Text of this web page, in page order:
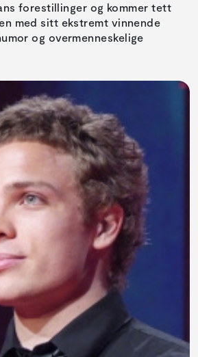
forestillinger og kommer tett
med sitt ekstremt vinnende
og overmenneskelige